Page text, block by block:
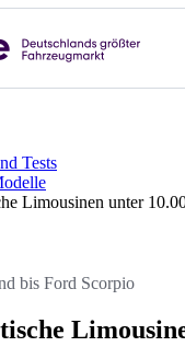
Tests
Limousinen unter
bis Ford Scorpio